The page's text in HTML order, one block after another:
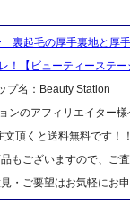
裏起毛の厚手裏地と厚
！【ビューティーステー
プ名：Beauty Station
ンのアフィリエイター
頂くと送料無料です！
もございますので、ご
・ご要望はお気軽にお申